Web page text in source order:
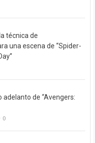
técnica de
una escena de “Spider-
de “Avengers:
0